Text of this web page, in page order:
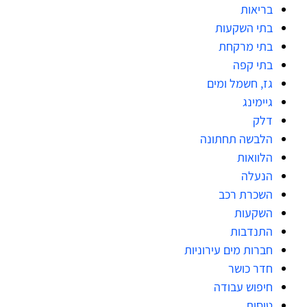
בריאות
בתי השקעות
בתי מרקחת
בתי קפה
גז, חשמל ומים
גיימינג
דלק
הלבשה תחתונה
הלוואות
הנעלה
השכרת רכב
השקעות
התנדבות
חברות מים עירוניות
חדר כושר
חיפוש עבודה